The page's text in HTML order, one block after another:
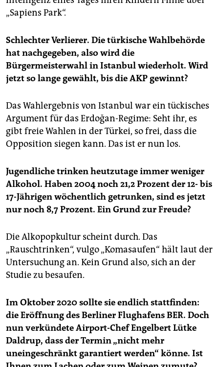
„Sa­piens Park“.
Schlechter Verlierer. Die türkische Wahlbehörde
hat nachgegeben, also wird die
Bürgermeisterwahl in Istanbul wiederholt. Wird
jetzt so lange gewählt, bis die AKP gewinnt?
Das Wahlergebnis von Istanbul war ein tückisches
Argument für das Erdoğan-Regime: Seht ihr, es
gibt freie Wahlen in der Türkei, so frei, dass die
Opposition siegen kann. Das ist er nun los.
Jugendliche trinken heutzutage immer weniger
Alkohol. Haben 2004 noch 21,2 Prozent der 12- bis
17-Jährigen wöchentlich getrunken, sind es jetzt
nur noch 8,7 Prozent. Ein Grund zur Freude?
Die Alkopopkultur scheint durch. Das
„Rauschtrinken“, vulgo „Komasaufen“ hält laut der
Untersuchung an. Kein Grund also, sich an der
Studie zu besaufen.
Im Oktober 2020 sollte sie endlich stattfinden:
die Eröffnung des Berliner Flughafens BER. Doch
nun verkündete Airport-Chef Engelbert Lütke
Daldrup, dass der Termin „nicht mehr
uneingeschränkt garantiert werden“ könne. Ist